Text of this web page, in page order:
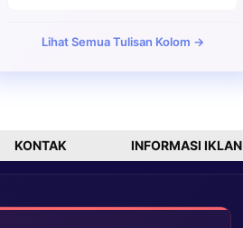
Lihat Semua Tulisan Kolom →
KONTAK INFORMASI IKLAN